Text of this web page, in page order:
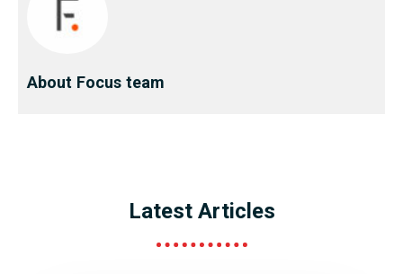
About Focus team
Latest Articles